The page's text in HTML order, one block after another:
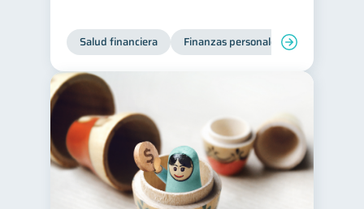
Salud financiera Finanzas personales